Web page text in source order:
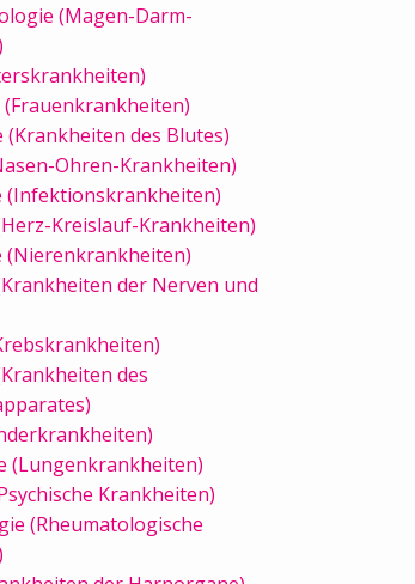
(Magen-Darm-
(Krankheiten des Blutes)
Ohren-Krankheiten)
Kreislauf-Krankheiten)
der Nerven und
des
(Lungenkrankheiten)
Krankheiten)
(Rheumatologische